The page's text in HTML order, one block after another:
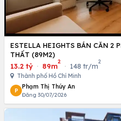
ESTELLA HEIGHTS BÁN CĂN 2
THẤT (89M2)
13.2 tỷ · 89m
2
· 148 tr/m
2
Thành phố Hồ Chí Minh
P
Phạm Thị Thúy An
Đăng 30/07/2026